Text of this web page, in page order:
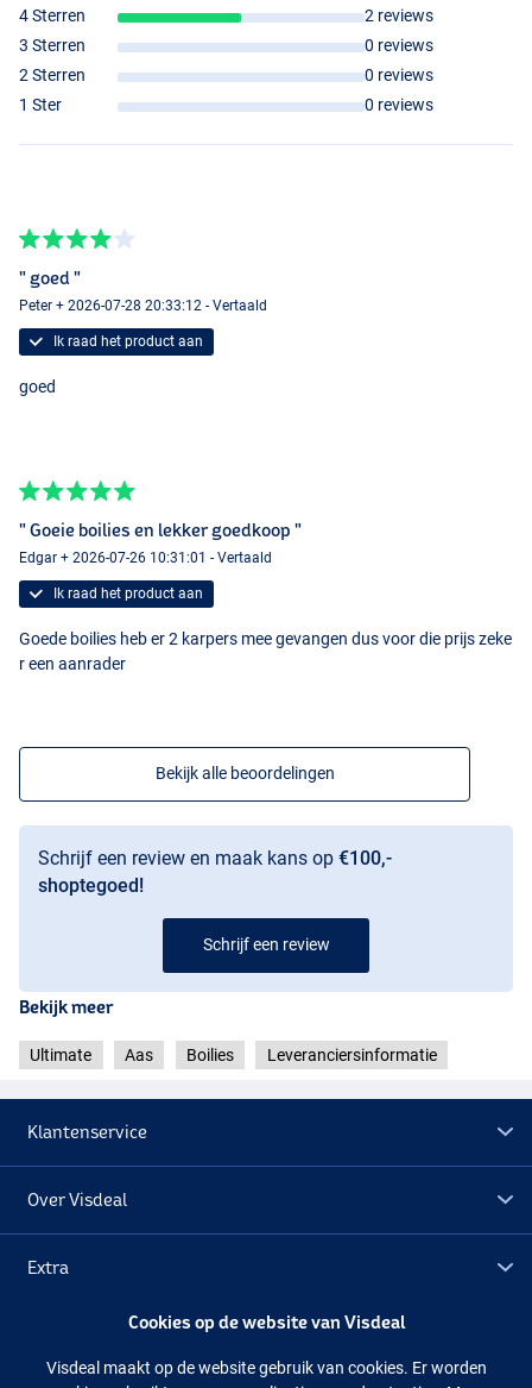
4 Sterren
2 reviews
3 Sterren
0 reviews
2 Sterren
0 reviews
1 Ster
0 reviews
" goed "
Peter + 2026-07-28 20:33:12 - Vertaald
Ik raad het product aan
goed
" Goeie boilies en lekker goedkoop "
Edgar + 2026-07-26 10:31:01 - Vertaald
Ik raad het product aan
Goede boilies heb er 2 karpers mee gevangen dus voor die prijs zeke
r een aanrader
Bekijk alle beoordelingen
Schrijf een review en maak kans op €100,-
shoptegoed!
Schrijf een review
Bekijk meer
Ultimate Aas Boilies Leveranciersinformatie
Klantenservice
Over Visdeal
Extra
Cookies op de website van Visdeal
Visdeal maakt op de website gebruik van cookies. Er worden